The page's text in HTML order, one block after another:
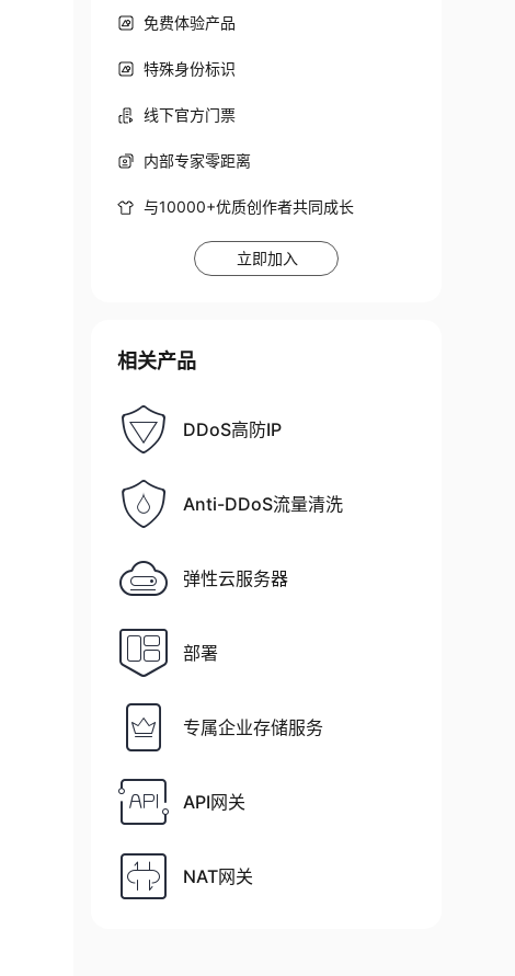
免费体验产品
特殊身份标识
线下官方门票
内部专家零距离
与10000+优质创作者共同成长
立即加入
相关产品
DDoS高防IP
Anti-DDoS流量清洗
弹性云服务器
部署
专属企业存储服务
API网关
NAT网关